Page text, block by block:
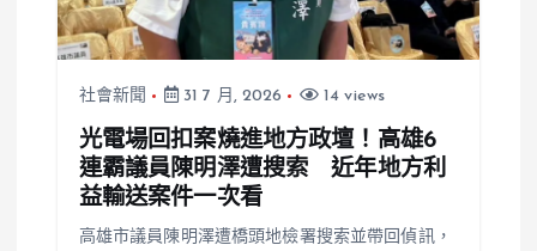
社會新聞 31 7 月, 2026 14 views
光電場回扣案燒進地方政壇！高雄6
連霸議員陳明澤遭搜索 近年地方利
益輸送案件一次看
高雄市議員陳明澤遭橋頭地檢署搜索並帶回偵訊，